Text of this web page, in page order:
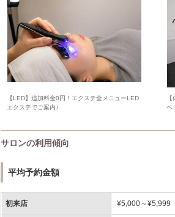
【LED】追加料金0円！エクステ全メニューLED
エクステでご案内♪
ベ
サロンの利用傾向
平均予約金額
初来店 ¥5,000～¥5,999